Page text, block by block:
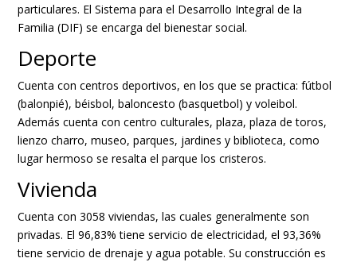
particulares. El Sistema para el Desarrollo Integral de la
Familia (DIF) se encarga del bienestar social.
Deporte
Cuenta con centros deportivos, en los que se practica: fútbol
(balonpié), béisbol, baloncesto (basquetbol) y voleibol.
Además cuenta con centro culturales, plaza, plaza de toros,
lienzo charro, museo, parques, jardines y biblioteca, como
lugar hermoso se resalta el parque los cristeros.
Vivienda
Cuenta con 3058 viviendas, las cuales generalmente son
privadas. El 96,83% tiene servicio de electricidad, el 93,36%
tiene servicio de drenaje y agua potable.​ Su construcción es